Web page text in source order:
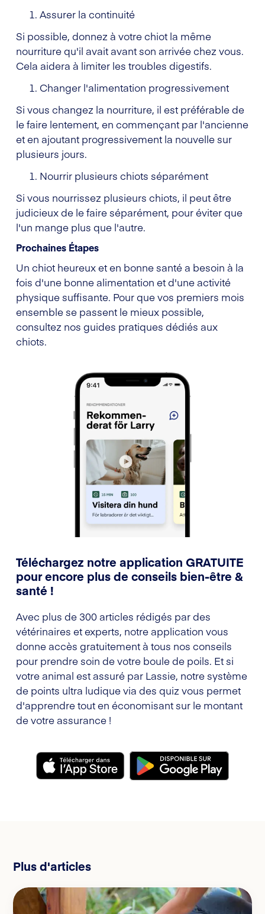
Assurer la continuité
Si possible, donnez à votre chiot la même
nourriture qu'il avait avant son arrivée chez vous.
Cela aidera à limiter les troubles digestifs.
Changer l'alimentation progressivement
Si vous changez la nourriture, il est préférable de
le faire lentement, en commençant par l'ancienne
et en ajoutant progressivement la nouvelle sur
plusieurs jours.
Nourrir plusieurs chiots séparément
Si vous nourrissez plusieurs chiots, il peut être
judicieux de le faire séparément, pour éviter que
l'un mange plus que l'autre.
Prochaines Étapes
Un chiot heureux et en bonne santé a besoin à la
fois d'une bonne alimentation et d'une activité
physique suffisante. Pour que vos premiers mois
ensemble se passent le mieux possible,
consultez nos guides pratiques dédiés aux
chiots.
Téléchargez notre application GRATUITE
pour encore plus de conseils bien-être &
santé !
Avec plus de 300 articles rédigés par des
vétérinaires et experts, notre application vous
donne accès gratuitement à tous nos conseils
pour prendre soin de votre boule de poils. Et si
votre animal est assuré par Lassie, notre système
de points ultra ludique via des quiz vous permet
d'apprendre tout en économisant sur le montant
de votre assurance !
Plus d'articles